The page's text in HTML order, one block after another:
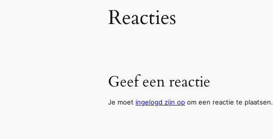
Reacties
Geef een reactie
Je moet ingelogd zijn op om een reactie te plaatsen.